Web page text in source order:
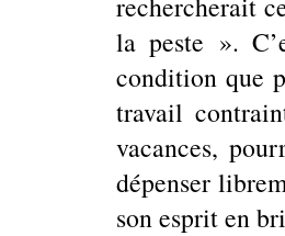
la peste ».
condition que
travail
vacances,
dépenser
son esprit en